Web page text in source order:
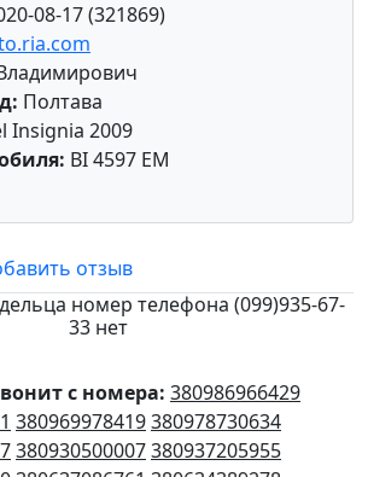
08-17 (321869)
Полтава
Insignia 2009
BI 4597 EM
отзыв
номер телефона (099)935-67-
33 нет
с номера: 380986966429
380969978419380978730634
380930500007380937205955